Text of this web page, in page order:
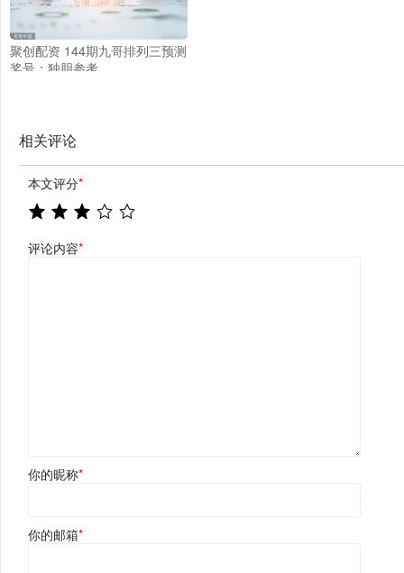
聚创配资 144期九哥排列三预测
奖号：独胆参考
相关评论
本文评分*
评论内容*
你的昵称*
你的邮箱*